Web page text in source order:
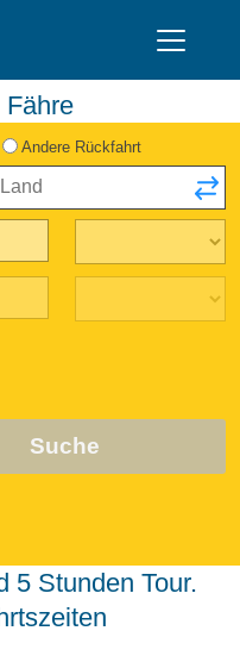
Fähre
Andere Rückfahrt
Suche